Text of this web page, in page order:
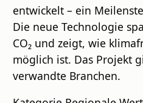
entwickelt – ein
Die neue Technologie
CO₂ und zeigt, wie
möglich ist. Das Projekt
verwandte Branchen.